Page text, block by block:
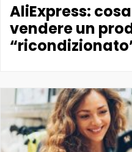
AliExpress:
vendere un